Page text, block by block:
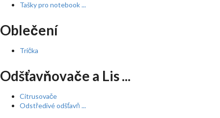
Tašky pro notebook ...
Oblečení
Trička
Odšťavňovače a Lis ...
Citrusovače
Odstředivé odšťavň ...